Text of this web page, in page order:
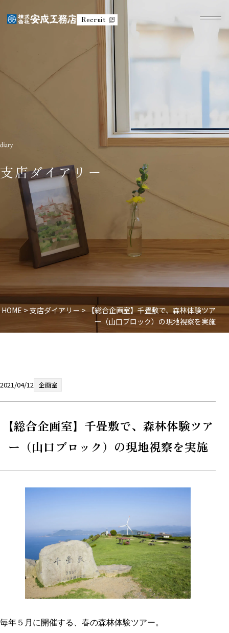
Recruit
支店ダイアリー
HOME>支店ダイアリー >【総合企画室】千畳敷で、森林体験ツア
ー（山口ブロック）の現地視察を実施
2021/04/12 企画室
【総合企画室】千畳敷で、森林体験ツア
ー（山口ブロック）の現地視察を実施
毎年５月に開催する、春の森林体験ツアー。